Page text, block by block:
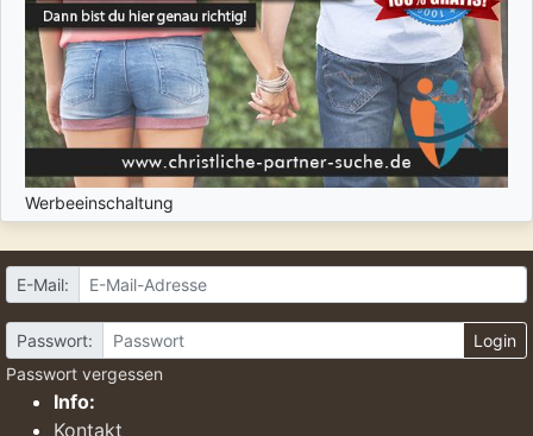
Werbeeinschaltung
E-Mail:
Passwort:
Login
Passwort vergessen
Info:
Kontakt